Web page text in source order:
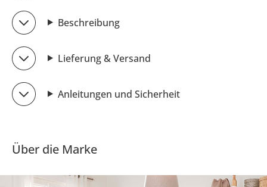
Beschreibung
Lieferung & Versand
Anleitungen und Sicherheit
Über die Marke